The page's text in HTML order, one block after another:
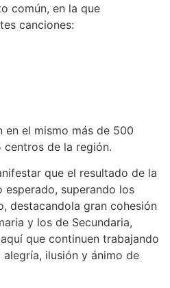
común, en la que
canciones:
en el mismo más de 500
centros de la región.
que el resultado de la
superando los
destacandola gran cohesión
y los de Secundaria,
que continuen trabajando
ilusión y ánimo de